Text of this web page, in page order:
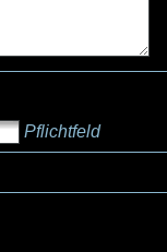
Pflichtfeld